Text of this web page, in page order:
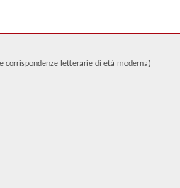
corrispondenze letterarie di età moderna)